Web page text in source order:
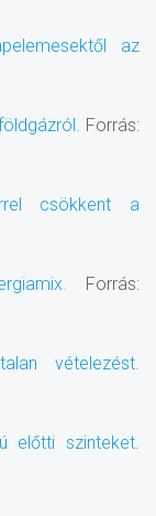
az
Forrás:
csökkent a
Forrás:
vételezést.
előtti szinteket.